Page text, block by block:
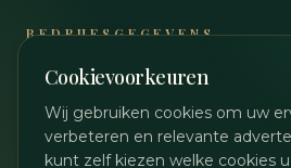
BEDRIJFSGEGEVENS
KvK89048644
BTW NL864861990B01
Privacybeleid
Cookievoorkeuren
Wij gebruiken cookies om uw
verbeteren en relevante
kunt zelf kiezen welke cookies